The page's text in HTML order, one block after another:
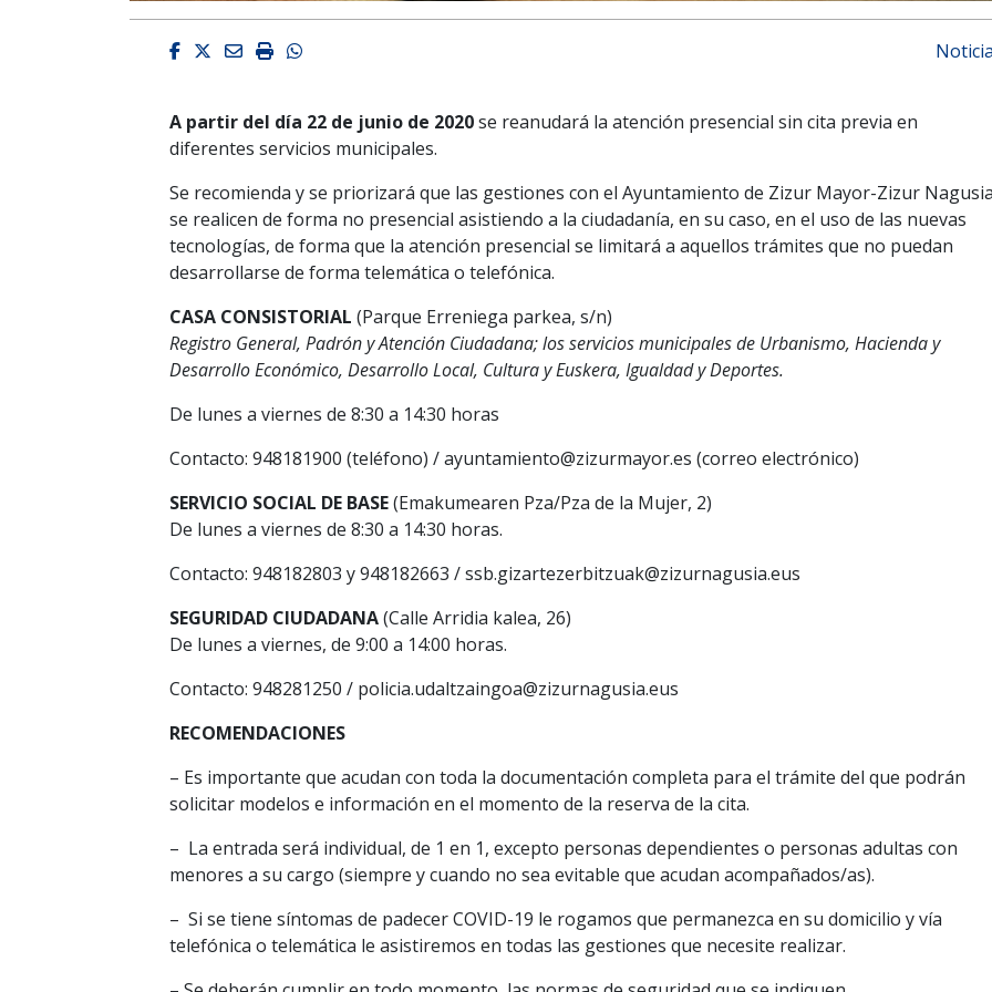
Facebook
Twitter
EmailImprimirWhatsapp
A partir del día 22 de junio de 2020se reanudará la atención presencial sin cita previa en
diferentes servicios municipales.
Se recomienda y se priorizará que las gestiones con el Ayuntamiento de Zizur Mayor-Zizur
se realicen de forma no presencial asistiendo a la ciudadanía, en su caso, en el uso de las nuevas
tecnologías, de forma que la atención presencial se limitará a aquellos trámites que no puedan
desarrollarse de forma telemática o telefónica.
CASA CONSISTORIAL (Parque Erreniega parkea, s/n)
Registro General, Padrón y Atención Ciudadana; los servicios municipales de Urbanismo, Hacienda y
Desarrollo Económico, Desarrollo Local, Cultura y Euskera, Igualdad y Deportes.
De lunes a viernes de 8:30 a 14:30 horas
Contacto: 948181900 (teléfono) / ayuntamiento@zizurmayor.es (correo electrónico)
SERVICIO SOCIAL DE BASE(Emakumearen Pza/Pza de la Mujer, 2)
De lunes a viernes de 8:30 a 14:30 horas.
Contacto: 948182803 y 948182663 / ssb.gizartezerbitzuak@zizurnagusia.eus
SEGURIDAD CIUDADANA(Calle Arridia kalea, 26)
De lunes a viernes, de 9:00 a 14:00 horas.
Contacto: 948281250 / policia.udaltzaingoa@zizurnagusia.eus
RECOMENDACIONES
– Es importante que acudan con toda la documentación completa para el trámite del que podrán
solicitar modelos e información en el momento de la reserva de la cita.
– La entrada será individual, de 1 en 1, excepto personas dependientes o personas adultas con
menores a su cargo (siempre y cuando no sea evitable que acudan acompañados/as).
– Si se tiene síntomas de padecer COVID-19 le rogamos que permanezca en su domicilio y vía
telefónica o telemática le asistiremos en todas las gestiones que necesite realizar.